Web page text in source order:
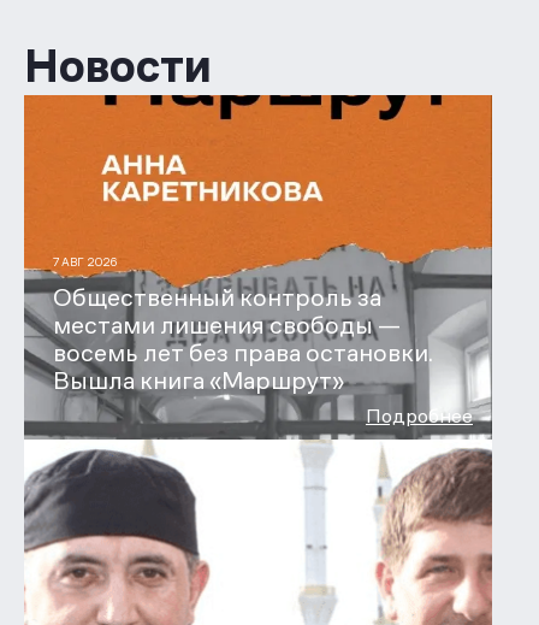
Новости
7 АВГ 2026
Общественный контроль за
местами лишения свободы —
восемь лет без права остановки.
Вышла книга «Маршрут»
Подробнее